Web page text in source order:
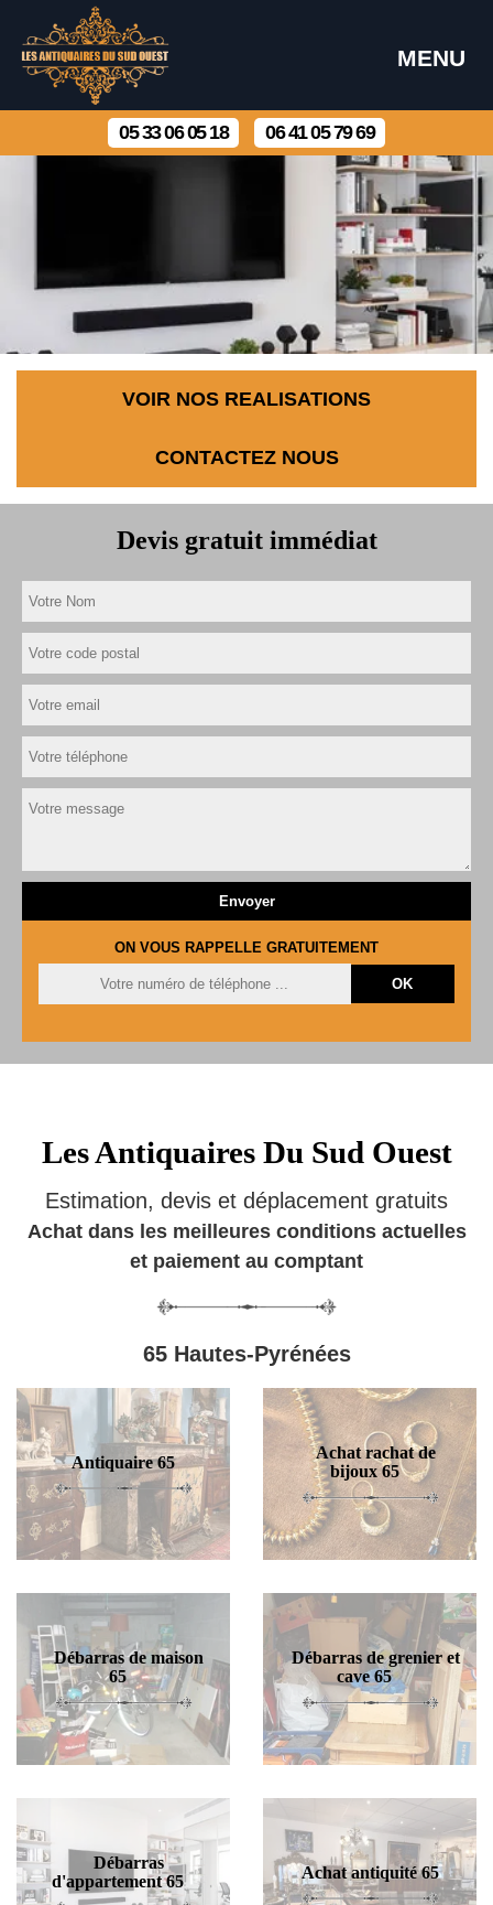
MENU
05 33 06 05 18 06 41 05 79 69
VOIR NOS REALISATIONS
CONTACTEZ NOUS
Devis gratuit immédiat
ON VOUS RAPPELLE GRATUITEMENT
Les Antiquaires Du Sud Ouest
Estimation, devis et déplacement gratuits
Achat dans les meilleures conditions actuelles
et paiement au comptant
65 Hautes-Pyrénées
Antiquaire 65
Achat rachat de
bijoux 65
Débarras de maison
65
Débarras de grenier et
cave 65
Débarras
d'appartement 65
Achat antiquité 65